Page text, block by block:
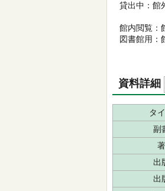
貸出中：館
館内閲覧：
図書館用：
資料詳細
タ
副
出
出